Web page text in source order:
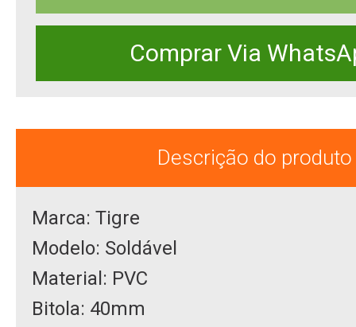
Comprar Via
Descrição do produto
Marca: Tigre
Modelo: Soldável
Material: PVC
Bitola: 40mm